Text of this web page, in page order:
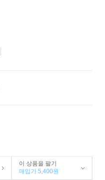
이 상품을 팔기
매입가 5,400원